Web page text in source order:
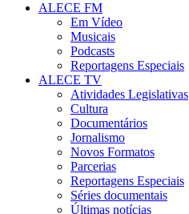
ALECE FM
Em Vídeo
Musicais
Podcasts
Reportagens Especiais
ALECE TV
Atividades Legislativas
Cultura
Documentários
Jornalismo
Novos Formatos
Parcerias
Reportagens Especiais
Séries documentais
Últimas notícias